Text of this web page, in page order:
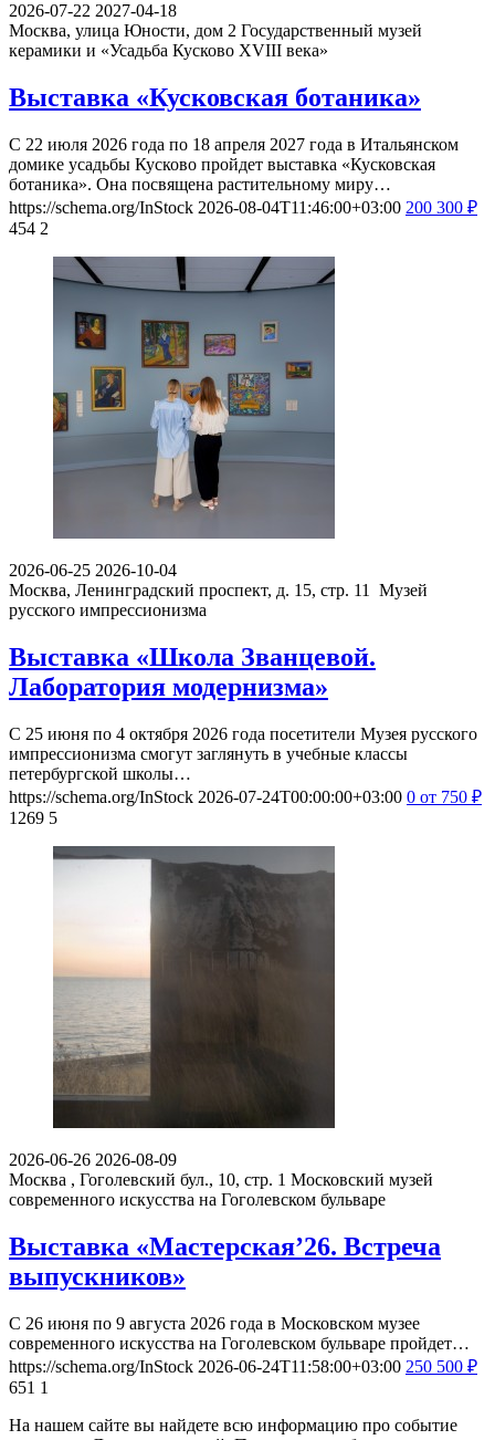
2026-07-22 2027-04-18
Москва, улица Юности, дом 2 Государственный музей
керамики и «Усадьба Кусково XVIII века»
Выставка «Кусковская ботаника»
С 22 июля 2026 года по 18 апреля 2027 года в Итальянском
домике усадьбы Кусково пройдет выставка «Кусковская
ботаника». Она посвящена растительному миру…
https://schema.org/InStock 2026-08-04T11:46:00+03:00 200 300 ₽
454 2
2026-06-25 2026-10-04
Москва, Ленинградский проспект, д. 15, стр. 11
Музей
русского импрессионизма
Выставка «Школа Званцевой.
Лаборатория модернизма»
С 25 июня по 4 октября 2026 года посетители Музея русского
импрессионизма смогут заглянуть в учебные классы
петербургской школы…
https://schema.org/InStock 2026-07-24T00:00:00+03:00 0 от 750 ₽
1269 5
2026-06-26 2026-08-09
Москва , Гоголевский бул., 10, стр. 1 Московский музей
современного искусства на Гоголевском бульваре
Выставка «Мастерская’26. Встреча
выпускников»
С 26 июня по 9 августа 2026 года в Московском музее
современного искусства на Гоголевском бульваре пройдет…
https://schema.org/InStock 2026-06-24T11:58:00+03:00 250 500 ₽
651 1
На нашем сайте вы найдете всю информацию про событие